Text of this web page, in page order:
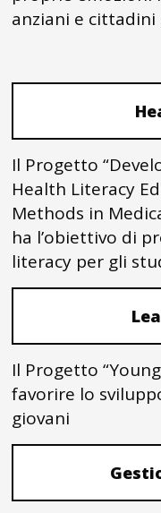
anziani e cittadini
Il Progetto
Health Literacy
Methods in
ha l’obiettivo di
literacy per gli
Il Progetto
favorire lo
giovani